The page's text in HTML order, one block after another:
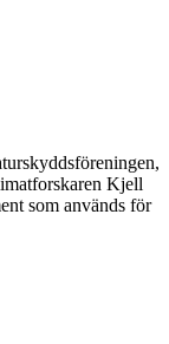
Kjell
som används för